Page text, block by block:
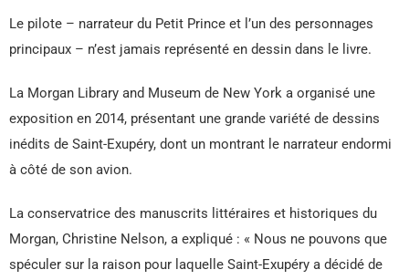
Le pilote – narrateur du Petit Prince et l’un des personnages
principaux – n’est jamais représenté en dessin dans le livre.
La Morgan Library and Museum de New York a organisé une
exposition en 2014, présentant une grande variété de dessins
inédits de Saint-Exupéry, dont un montrant le narrateur endormi
à côté de son avion.
La conservatrice des manuscrits littéraires et historiques du
Morgan, Christine Nelson, a expliqué : « Nous ne pouvons que
spéculer sur la raison pour laquelle Saint-Exupéry a décidé de